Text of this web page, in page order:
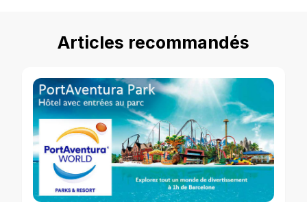
Articles recommandés